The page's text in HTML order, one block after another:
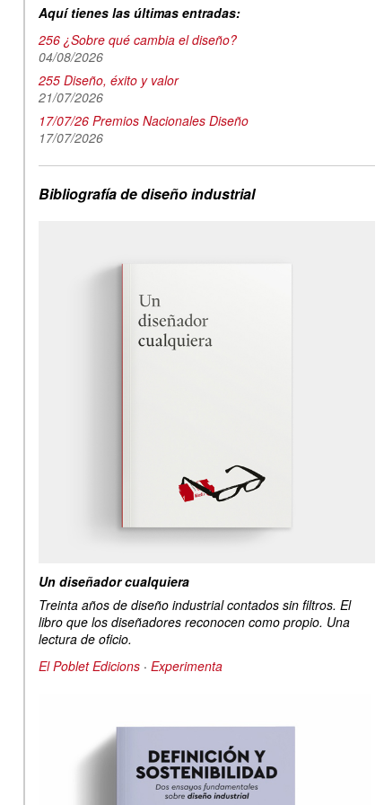
Aquí tienes las últimas entradas:
256 ¿Sobre qué cambia el diseño?
04/08/2026
255 Diseño, éxito y valor
21/07/2026
17/07/26 Premios Nacionales Diseño
17/07/2026
Bibliografía de diseño industrial
Un diseñador cualquiera
Treinta años de diseño industrial contados sin filtros. El
libro que los diseñadores reconocen como propio. Una
lectura de oficio.
El Poblet Edicions · Experimenta